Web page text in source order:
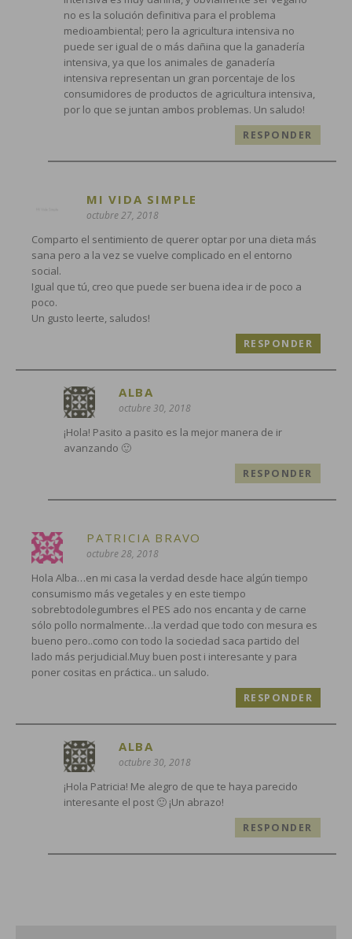
no es la solución definitiva para el problema
medioambiental; pero la agricultura intensiva no
puede ser igual de o más dañina que la ganadería
intensiva, ya que los animales de ganadería
intensiva representan un gran porcentaje de los
consumidores de productos de agricultura intensiva,
por lo que se juntan ambos problemas. Un saludo!
RESPONDER
MI VIDA SIMPLE
octubre 27, 2018
Comparto el sentimiento de querer optar por una dieta más
sana pero a la vez se vuelve complicado en el entorno
social.
Igual que tú, creo que puede ser buena idea ir de poco a
poco.
Un gusto leerte, saludos!
RESPONDER
ALBA
octubre 30, 2018
¡Hola! Pasito a pasito es la mejor manera de ir
avanzando 🙂
RESPONDER
PATRICIA BRAVO
octubre 28, 2018
Hola Alba…en mi casa la verdad desde hace algún tiempo
consumismo más vegetales y en este tiempo
sobrebtodolegumbres el PES ado nos encanta y de carne
sólo pollo normalmente…la verdad que todo con mesura es
bueno pero..como con todo la sociedad saca partido del
lado más perjudicial.Muy buen post i interesante y para
poner cositas en práctica.. un saludo.
RESPONDER
ALBA
octubre 30, 2018
¡Hola Patricia! Me alegro de que te haya parecido
interesante el post 🙂 ¡Un abrazo!
RESPONDER